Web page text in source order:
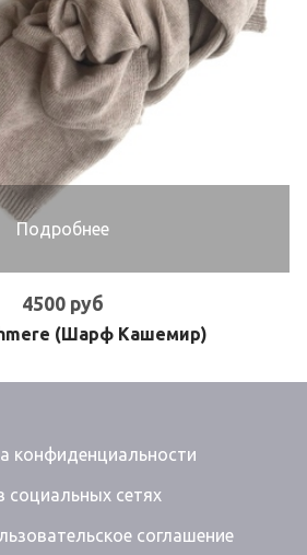
Подробнее
4500 руб
(Шарф Кашемир)
конфиденциальности
социальных сетях
соглашение